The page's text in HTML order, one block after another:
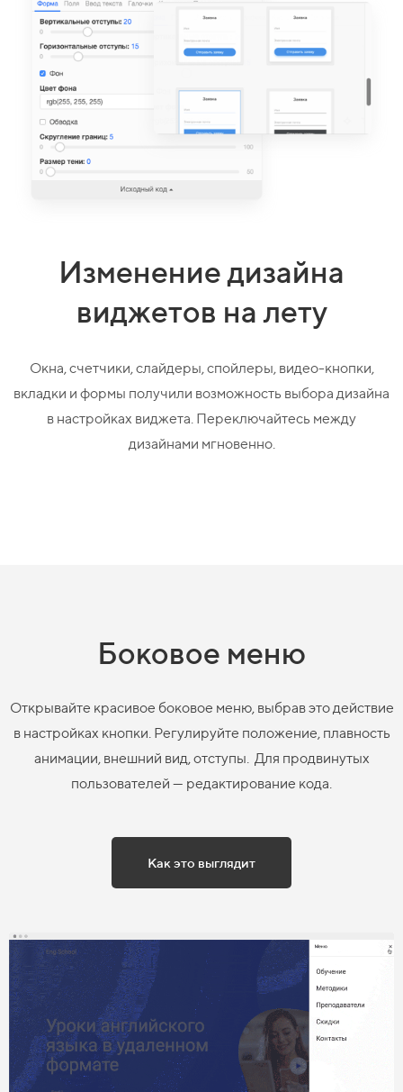
Изменение дизайна
виджетов на лету
Окна, счетчики, слайдеры, спойлеры, видео-кнопки,
вкладки и формы получили возможность выбора дизайна
в настройках виджета. Переключайтесь между
дизайнами мгновенно.
Боковое меню
Открывайте красивое боковое меню, выбрав это действие
в настройках кнопки. Регулируйте положение, плавность
анимации, внешний вид, отступы. Для продвинутых
пользователей — редактирование кода.
Как это выглядит